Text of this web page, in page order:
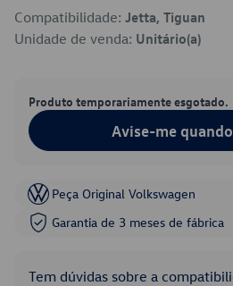
Compatibilidade: Jetta, Tiguan
Unidade de venda: Unitário(a)
Produto temporariamente esgotado.
Avise-me
Peça Original Volkswagen
Garantia de 3 meses de fábrica
Tem dúvidas sobre a